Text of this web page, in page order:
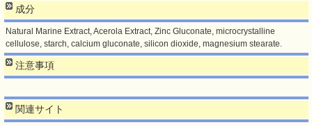
成分
Natural Marine Extract, Acerola Extract, Zinc Gluconate, microcrystalline
cellulose, starch, calcium gluconate, silicon dioxide, magnesium stearate.
注意事項
関連サイト